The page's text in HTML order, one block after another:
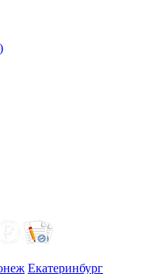
Екатеринбург